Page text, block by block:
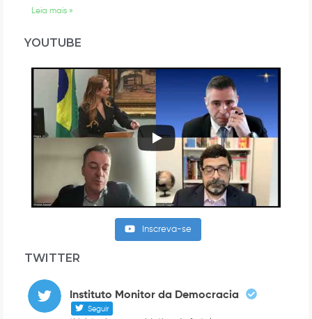
Leia mais »
YOUTUBE
Inscreva-se
TWITTER
Instituto Monitor da Democracia
Seguir